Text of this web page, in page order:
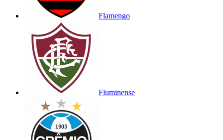
Flamengo
Fluminense